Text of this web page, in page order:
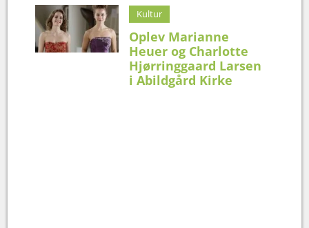
Kultur
Oplev Marianne
Heuer og Charlotte
Hjørringgaard Larsen
i Abildgård Kirke